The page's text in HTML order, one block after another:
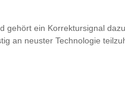
gehört ein Korrektursignal dazu.
an neuster Technologie